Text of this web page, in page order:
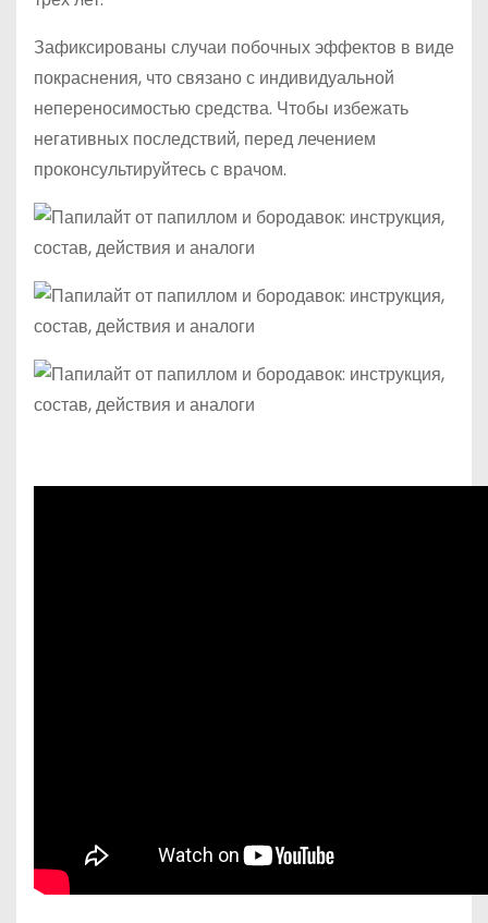
Зафиксированы случаи побочных эффектов в виде
покраснения, что связано с индивидуальной
непереносимостью средства. Чтобы избежать
негативных последствий, перед лечением
проконсультируйтесь с врачом.